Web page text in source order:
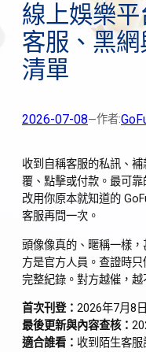
線上娛樂
客服、黑
清單
2026-07-08—作者:
收到自稱客服的私訊、
覆、點擊或付款。最可
改用你原本就知道的
客服再問一次。
頭像像真的、暱稱一樣
方是官方人員。查證時
完整紀錄。對方越催，越
首次刊登： 2026年7月8日
最後更新與內容查核：
適合誰看： 收到陌生客